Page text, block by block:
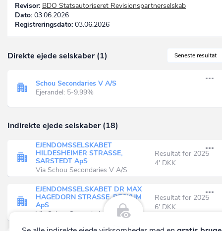
Revisor: BDO Statsautoriseret Revisionspartnerselskab
Dato: 03.06.2026
Registreringsdato: 03.06.2026
Seneste resultat
Direkte ejede selskaber (1)
Schou Secondaries V A/S
Ejerandel: 5-9.99%
Indirekte ejede selskaber (18)
EJENDOMSSELSKABET
HILDESHEIMER STRASSE,
SARSTEDT ApS
Via Schou Secondaries V A/S
Resultat for 2025
4' DKK
EJENDOMSSELSKABET DR MAX
HAGEDORN STRASSE, BECKUM
ApS
Via Schou Secondaries V A/S
Resultat for 2025
6' DKK